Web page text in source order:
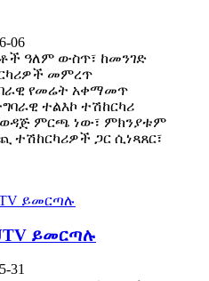
06
ዓለም ውስጥ፣ ከመንገድ
መምረጥ
የመሬት አቀማመጥ
ተልእኮ ተሽከርካሪ
ምርጫ ነው፣ ምክንያቱም
ተሽከርካሪዎች ጋር ሲነጻጸር፣
ይመርጣሉ
31